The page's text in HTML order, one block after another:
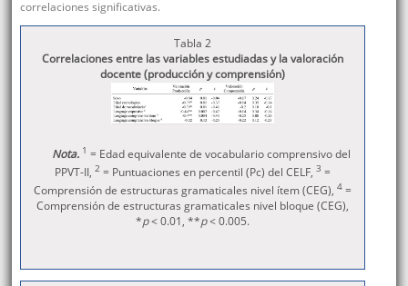
correlaciones significativas.
Tabla 2
Correlaciones entre las variables estudiadas y la valoración
docente (producción y comprensión)
Nota. 1 = Edad equivalente de vocabulario comprensivo del
PPVT-II, 2 = Puntuaciones en percentil (Pc) del CELF, 3 =
Comprensión de estructuras gramaticales nivel ítem (CEG), 4=
Comprensión de estructuras gramaticales nivel bloque (CEG),
*p< 0.01, **p< 0.005.